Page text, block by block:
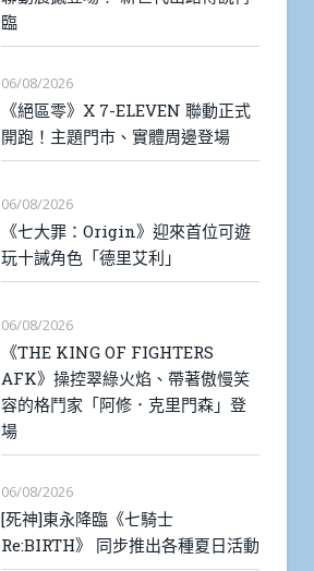
臨
06/08/2026
《絕區零》X 7-ELEVEN 聯動正式
開跑！主題門市、實體周邊登場
06/08/2026
《七大罪：Origin》迎來首位可遊
玩十誡角色「德里艾利」
06/08/2026
《THE KING OF FIGHTERS
AFK》操控翠綠火焰、帶著傲慢笑
容的格鬥家「阿修．克里門森」登
場
06/08/2026
[死神]東永降臨《七騎士
Re:BIRTH》 同步推出各種夏日活動